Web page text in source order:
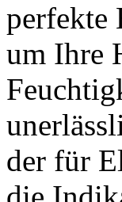
perfekte
um Ihre
der für